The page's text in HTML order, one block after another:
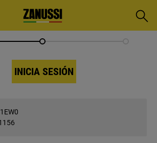
INICIA SESIÓN